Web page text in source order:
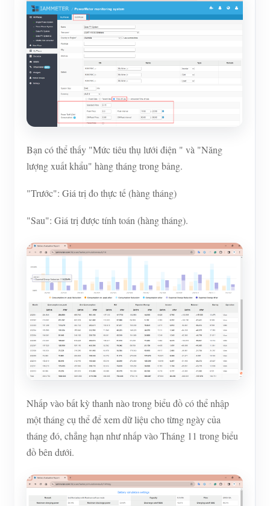
Bạn có thể thấy "Mức tiêu thụ lưới điện " và "Năng
lượng xuất khẩu" hàng tháng trong bảng.
"Trước": Giá trị đo thực tế (hàng tháng)
"Sau": Giá trị được tính toán (hàng tháng).
Nhấp vào bất kỳ thanh nào trong biểu đồ có thể nhập
một tháng cụ thể để xem dữ liệu cho từng ngày của
tháng đó, chẳng hạn như nhấp vào Tháng 11 trong biểu
đồ bên dưới.